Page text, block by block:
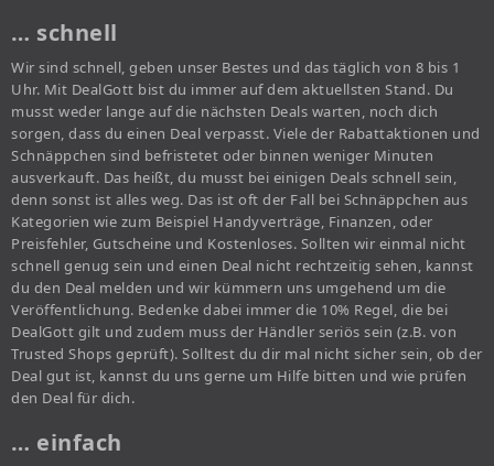
… schnell
Wir sind schnell, geben unser Bestes und das täglich von 8 bis 1
Uhr. Mit DealGott bist du immer auf dem aktuellsten Stand. Du
musst weder lange auf die nächsten Deals warten, noch dich
sorgen, dass du einen Deal verpasst. Viele der Rabattaktionen und
Schnäppchen sind befristetet oder binnen weniger Minuten
ausverkauft. Das heißt, du musst bei einigen Deals schnell sein,
denn sonst ist alles weg. Das ist oft der Fall bei Schnäppchen aus
Kategorien wie zum Beispiel Handyverträge, Finanzen, oder
Preisfehler, Gutscheine und Kostenloses. Sollten wir einmal nicht
schnell genug sein und einen Deal nicht rechtzeitig sehen, kannst
du den Deal melden und wir kümmern uns umgehend um die
Veröffentlichung. Bedenke dabei immer die 10% Regel, die bei
DealGott gilt und zudem muss der Händler seriös sein (z.B. von
Trusted Shops geprüft). Solltest du dir mal nicht sicher sein, ob der
Deal gut ist, kannst du uns gerne um Hilfe bitten und wie prüfen
den Deal für dich.
… einfach